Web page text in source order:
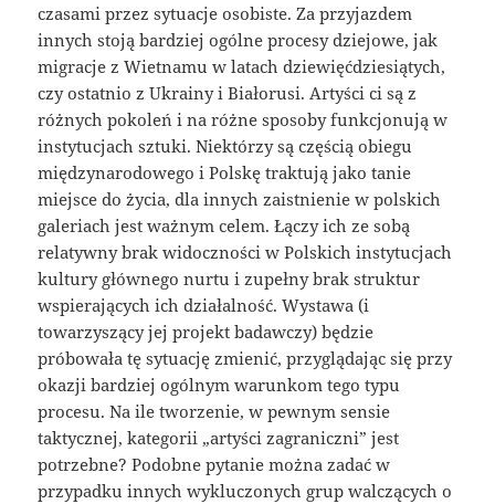
czasami przez sytuacje osobiste. Za przyjazdem
innych stoją bardziej ogólne procesy dziejowe, jak
migracje z Wietnamu w latach dziewięćdziesiątych,
czy ostatnio z Ukrainy i Białorusi. Artyści ci są z
różnych pokoleń i na różne sposoby funkcjonują w
instytucjach sztuki. Niektórzy są częścią obiegu
międzynarodowego i Polskę traktują jako tanie
miejsce do życia, dla innych zaistnienie w polskich
galeriach jest ważnym celem. Łączy ich ze sobą
relatywny brak widoczności w Polskich instytucjach
kultury głównego nurtu i zupełny brak struktur
wspierających ich działalność. Wystawa (i
towarzyszący jej projekt badawczy) będzie
próbowała tę sytuację zmienić, przyglądając się przy
okazji bardziej ogólnym warunkom tego typu
procesu. Na ile tworzenie, w pewnym sensie
taktycznej, kategorii „artyści zagraniczni” jest
potrzebne? Podobne pytanie można zadać w
przypadku innych wykluczonych grup walczących o